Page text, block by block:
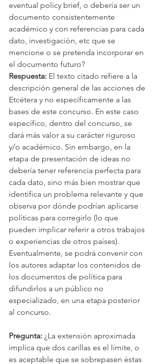
eventual policy brief, o debería ser un
documento consistentemente
académico y con referencias para cada
dato, investigación, etc que se
mencione o se pretenda incorporar en
el documento futuro?
Respuesta: El texto citado refiere a la
descripción general de las acciones de
Etcétera y no específicamente a las
bases de este concurso. En este caso
específico, dentro del concurso, se
dará más valor a su carácter riguroso
y/o académico. Sin embargo, en la
etapa de presentación de ideas no
debería tener referencia perfecta para
cada dato, sino más bien mostrar que
identifica un problema relevante y que
observa por dónde podrían aplicarse
políticas para corregirlo (lo que
pueden implicar referir a otros trabajos
o experiencias de otros países).
Eventualmente, se podrá convenir con
los autores adaptar los contenidos de
los documentos de política para
difundirlos a un público no
especializado, en una etapa posterior
al concurso.
Pregunta: ¿La extensión aproximada
implica que dos carillas es el límite, o
es aceptable que se sobrepasen éstas